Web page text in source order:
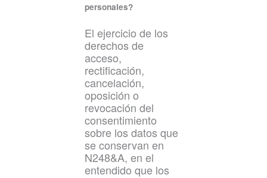
personales?
El ejercicio de los
derechos de
acceso,
rectificación,
cancelación,
oposición o
revocación del
consentimiento
sobre los datos que
se conservan en
N248&A, en el
entendido que los